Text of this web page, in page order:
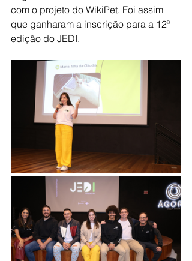
com o projeto do WikiPet. Foi assim
que ganharam a inscrição para a 12ª
edição do JEDI.